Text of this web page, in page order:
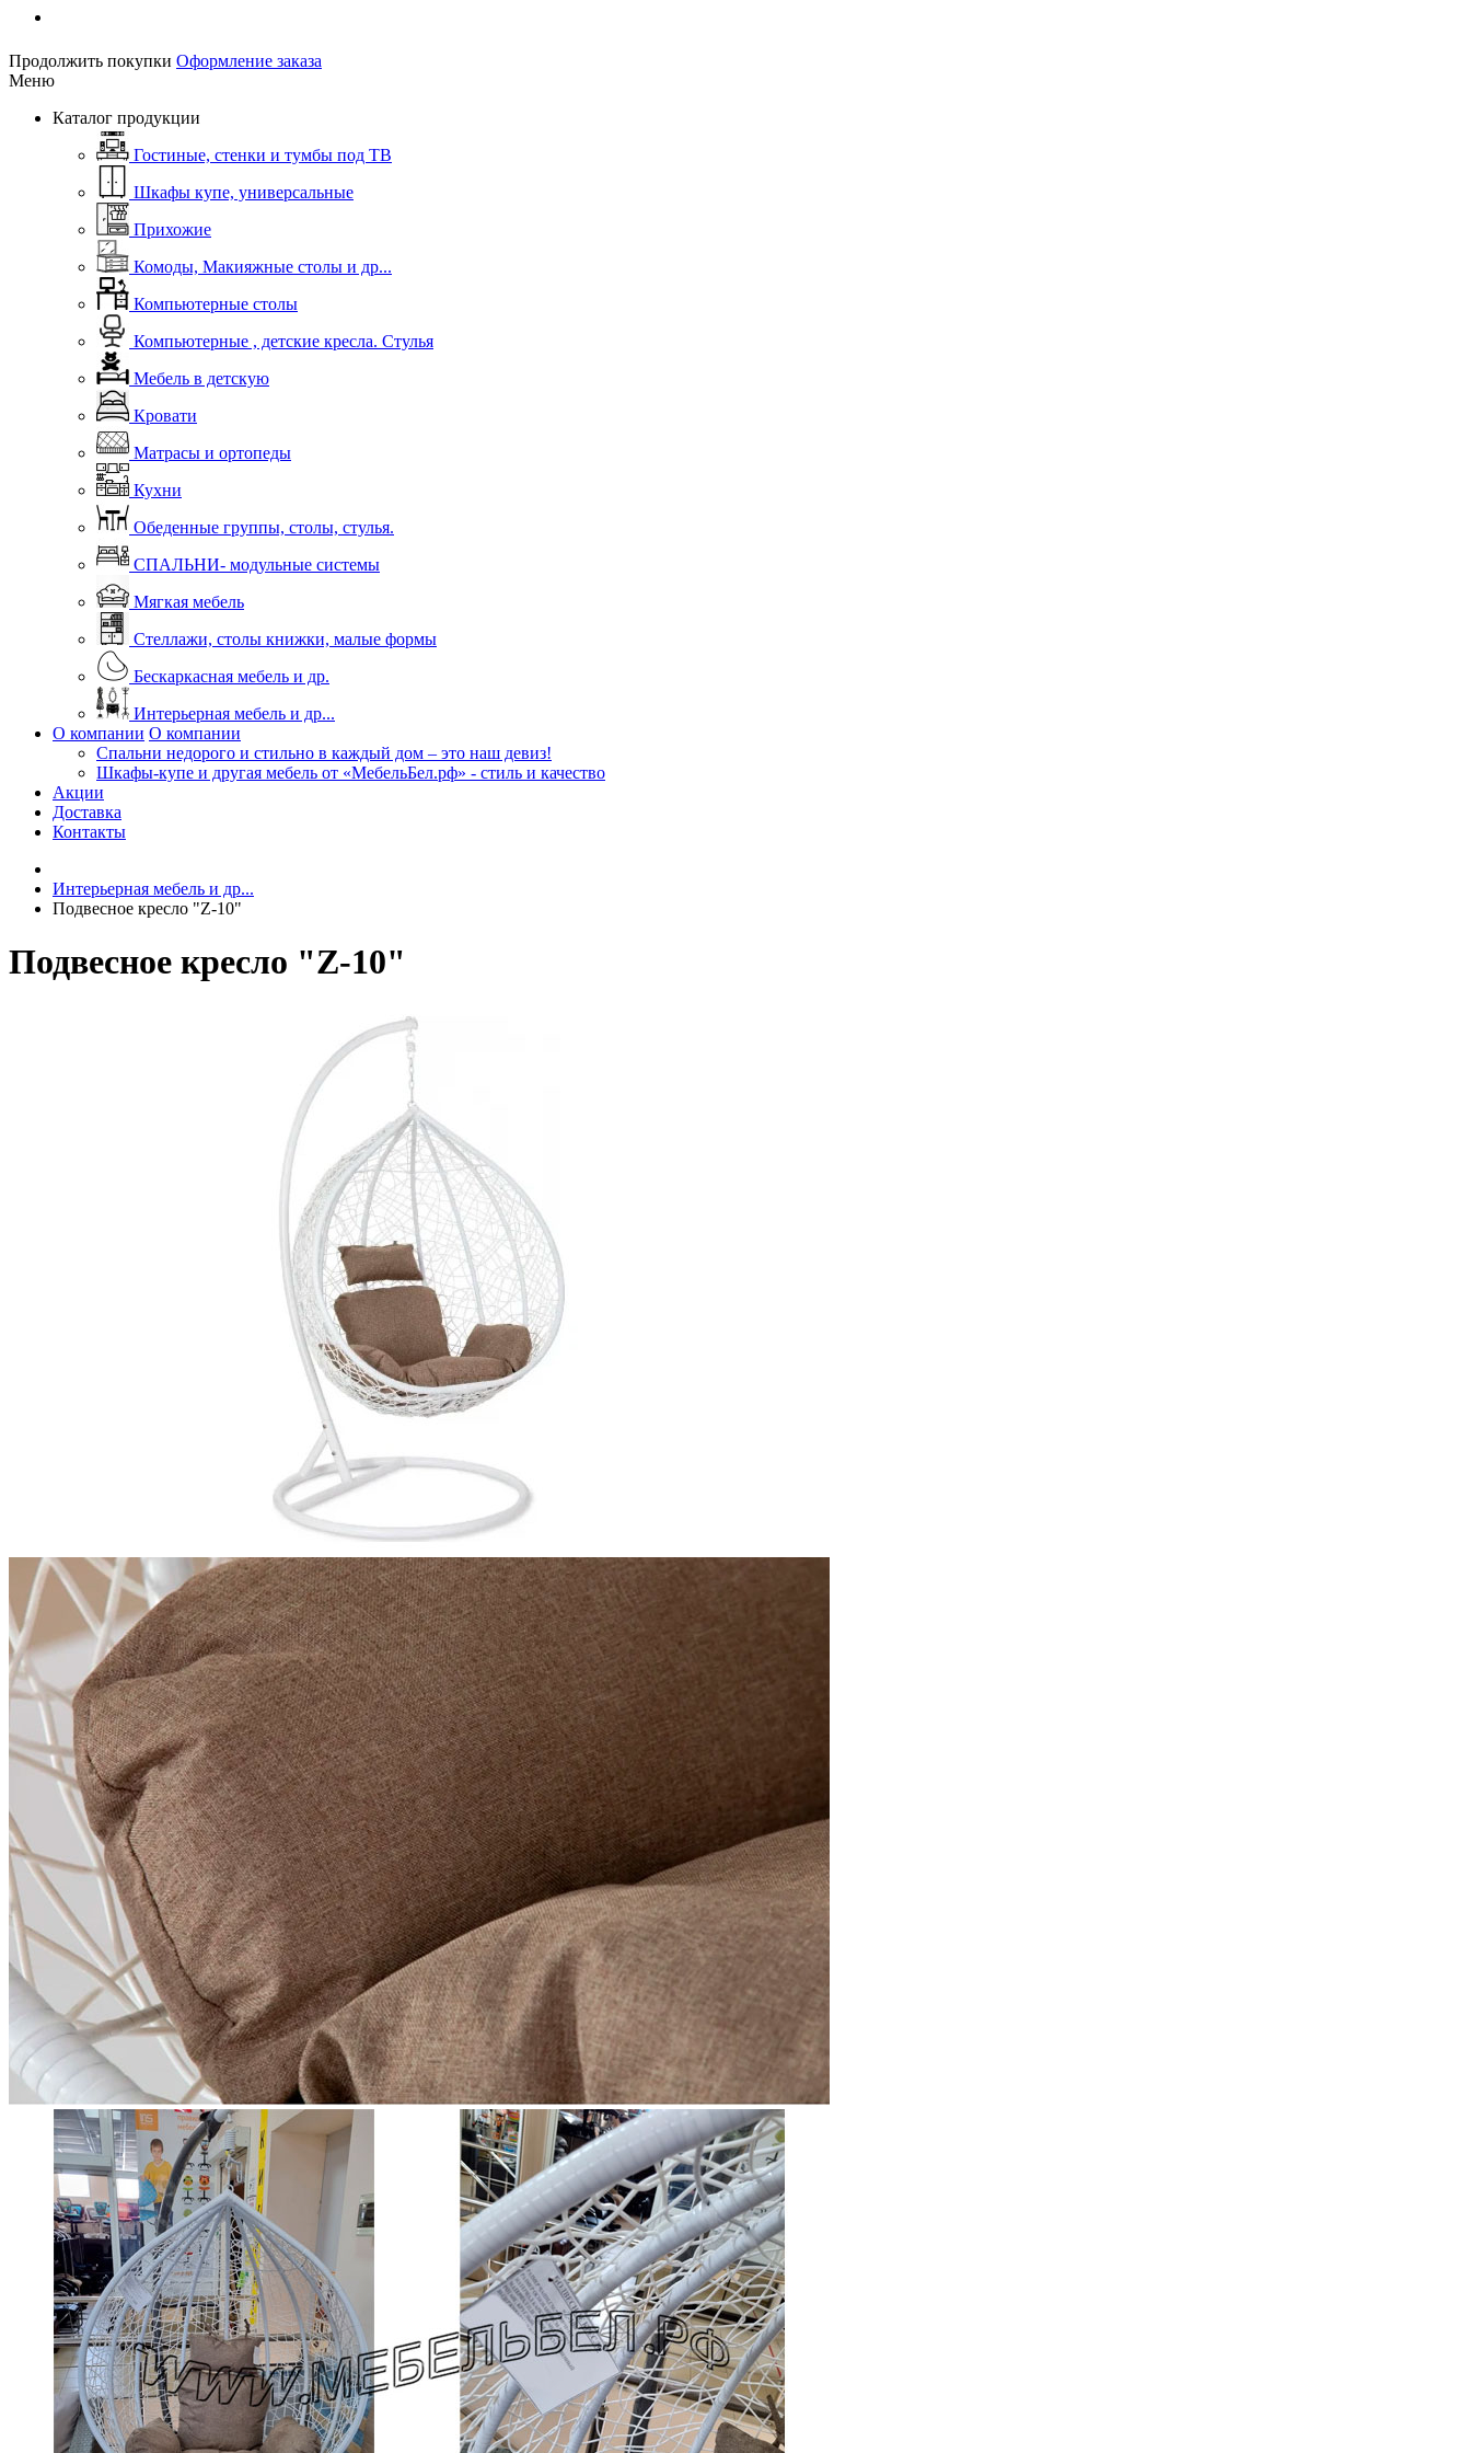
Продолжить покупки Оформление заказа
Меню
Каталог продукции
Гостиные, стенки и тумбы под ТВ
Шкафы купе, универсальные
Прихожие
Комоды, Макияжные столы и др...
Компьютерные столы
Компьютерные , детские кресла. Стулья
Мебель в детскую
Кровати
Матрасы и ортопеды
Кухни
Обеденные группы, столы, стулья.
СПАЛЬНИ- модульные системы
Мягкая мебель
Стеллажи, столы книжки, малые формы
Бескаркасная мебель и др.
Интерьерная мебель и др...
О компании О компании
Спальни недорого и стильно в каждый дом – это наш девиз!
Шкафы-купе и другая мебель от «МебельБел.рф» - стиль и качество
Акции
Доставка
Контакты
Интерьерная мебель и др...
Подвесное кресло "Z-10"
Подвесное кресло "Z-10"